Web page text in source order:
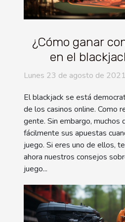
¿Cómo ganar
en el
Lunes 23 de agosto de
El blackjack se está
de los casinos online. Como
gente. Sin embargo, muchos
fácilmente sus apuestas
juego. Si eres uno de ellos,
ahora nuestros consejos
juego...